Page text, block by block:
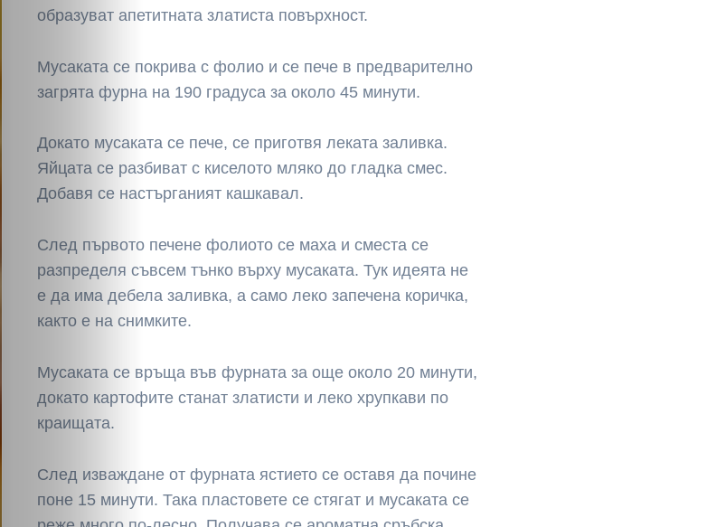
образуват апетитната златиста повърхност.
Мусаката се покрива с фолио и се пече в предварително
загрята фурна на 190 градуса за около 45 минути.
Докато мусаката се пече, се приготвя леката заливка.
Яйцата се разбиват с киселото мляко до гладка смес.
Добавя се настърганият кашкавал.
След първото печене фолиото се маха и сместа се
разпределя съвсем тънко върху мусаката. Тук идеята не
е да има дебела заливка, а само леко запечена коричка,
както е на снимките.
Мусаката се връща във фурната за още около 20 минути,
докато картофите станат златисти и леко хрупкави по
краищата.
След изваждане от фурната ястието се оставя да почине
поне 15 минути. Така пластовете се стягат и мусаката се